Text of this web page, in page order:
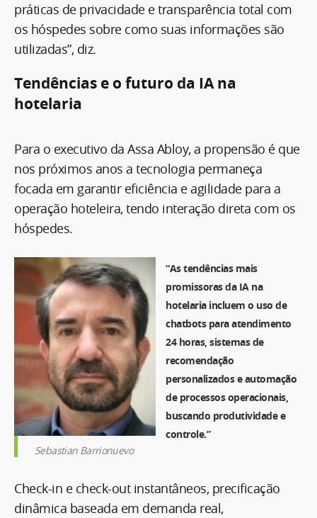
práticas de privacidade e transparência total com
os hóspedes sobre como suas informações são
utilizadas”, diz.
Tendências e o futuro da IA na
hotelaria
Para o executivo da Assa Abloy, a propensão é que
nos próximos anos a tecnologia permaneça
focada em garantir eficiência e agilidade para a
operação hoteleira, tendo interação direta com os
hóspedes.
“As tendências mais
promissoras da IA na
hotelaria incluem o uso de
chatbots para atendimento
24 horas, sistemas de
recomendação
personalizados e automação
de processos operacionais,
buscando produtividade e
controle.”
Sebastian Barrionuevo
Check-in e check-out instantâneos, precificação
dinâmica baseada em demanda real,